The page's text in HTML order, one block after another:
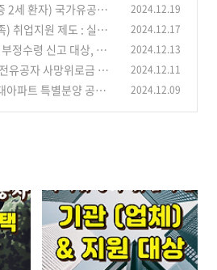
2세 환자) 국가유공자
2024.12.19
) 취업지원 제도 : 실시
2024.12.17
정수령 신고 대상, 방
2024.12.13
유공자 사망위로금 지
2024.12.11
파트 특별분양 공급 #
2024.12.09